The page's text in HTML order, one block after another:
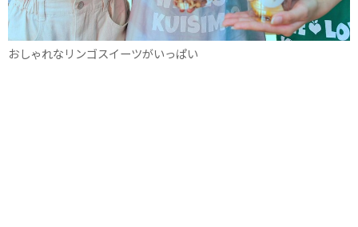
おしゃれなリンゴスイーツがいっぱい